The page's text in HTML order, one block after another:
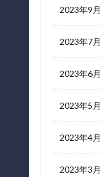
2023年9月
2023年7月
2023年6月
2023年5月
2023年4月
2023年3月